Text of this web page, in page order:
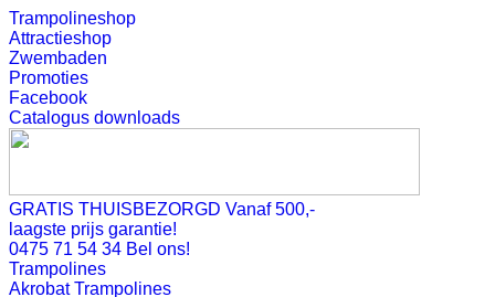
Trampolineshop
Attractieshop
Zwembaden
Promoties
Facebook
Catalogus downloads
GRATIS THUISBEZORGD Vanaf 500,-
laagste prijs garantie!
0475 71 54 34 Bel ons!
Trampolines
Akrobat Trampolines